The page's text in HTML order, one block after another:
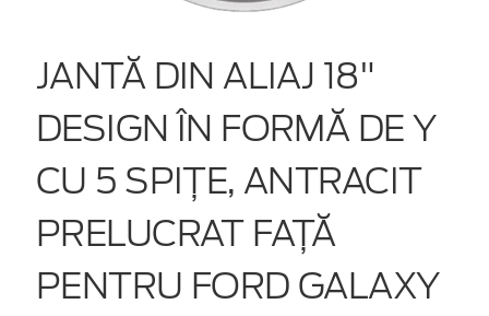
JANTĂ DIN ALIAJ 18"
DESIGN ÎN FORMĂ DE Y
CU 5 SPIŢE, ANTRACIT
PRELUCRAT FAŢĂ
PENTRU FORD GALAXY